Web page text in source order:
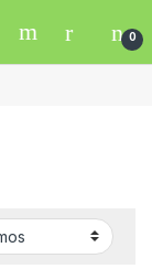
0